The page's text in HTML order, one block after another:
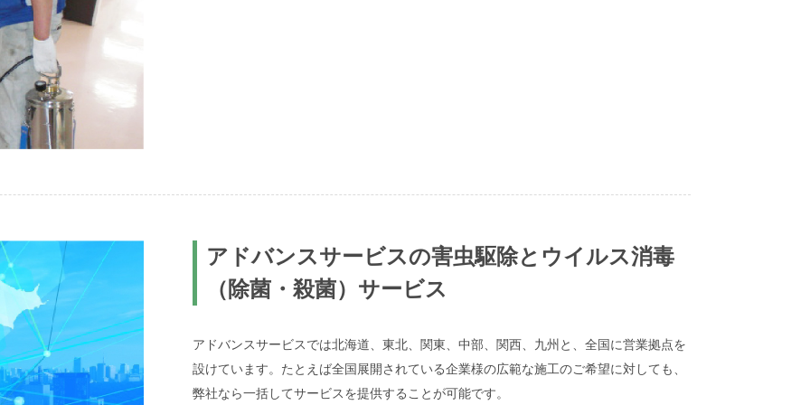
アドバンスサービスの害虫駆除とウイルス消毒
（除菌・殺菌）サービス
アドバンスサービスでは北海道、東北、関東、中部、関西、九州と、全国に営業拠点を
設けています。たとえば全国展開されている企業様の広範な施工のご希望に対しても、
弊社なら一括してサービスを提供することが可能です。